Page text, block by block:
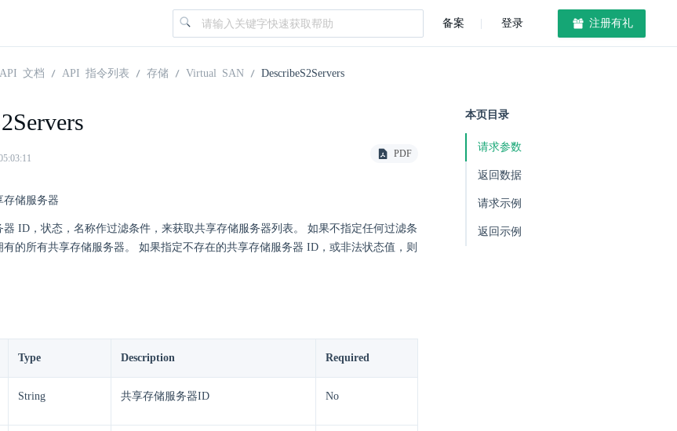
备案 登录 注册有礼
API 文档 API 指令列表 存储 Virtual SAN DescribeS2Servers
PDF
存储服务器
ID，状态，名称作过滤条件，来获取共享存储服务器列表。 如果不指定任何过滤条
的所有共享存储服务器。 如果指定不存在的共享存储服务器 ID，或非法状态值，则
Type Description Required
String 共享存储服务器ID No
本页目录
请求参数
返回数据
请求示例
返回示例